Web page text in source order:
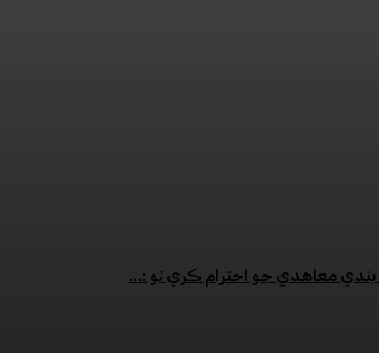
معاهدي جو احترام ڪري ٿو :...